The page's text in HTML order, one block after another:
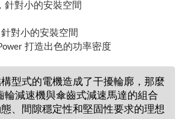
針對小的安裝空間
針對小的安裝空間
打造出色的功率密度
型式的電機造成了干擾輪廓，那麼
輪減速機與傘齒式減速馬達的組合
、間隙穩定性和堅固性要求的理想